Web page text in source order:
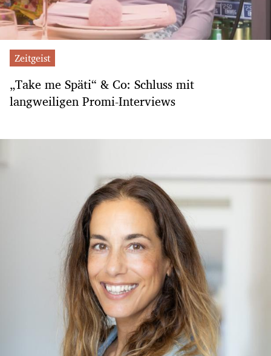
Zeitgeist
„Take me Späti“ & Co: Schluss mit
langweiligen Promi-Interviews